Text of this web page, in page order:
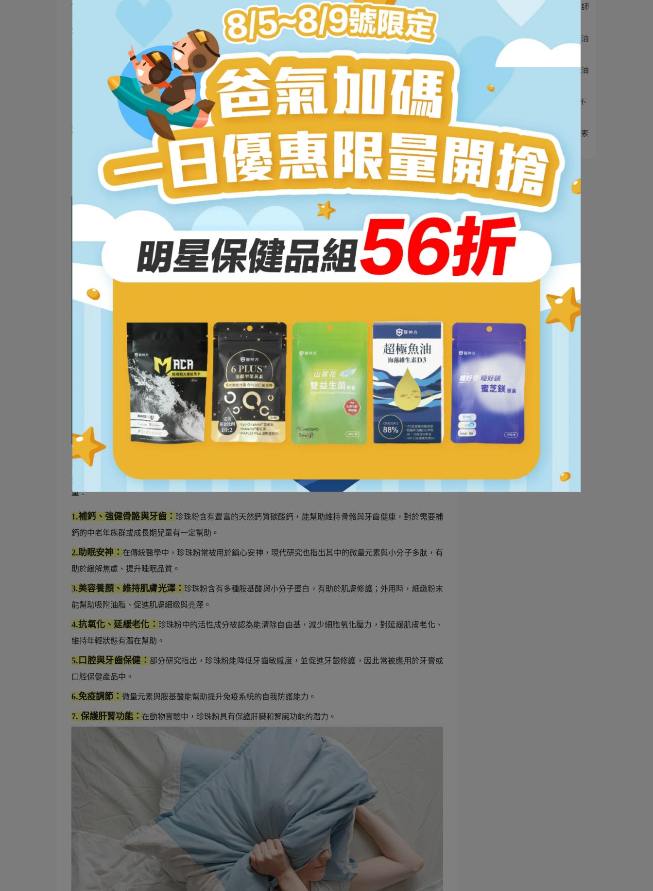
傳統研磨粒徑大，適合外用，吸收有限；超微細粉碎粒徑小，內服更佳，吸收效率高。現代珍珠粉製作方式
多採用超微細研磨技術，使粉體更細緻，提升人體吸收率與使用上的便利性。除了內服的膠囊、粉末型產品
外，也常見於外用的保養品中，像是面膜或乳霜。
1.
製程方式：以人工或石磨研磨珍珠，粉末顆粒相對較大。
特色：保留了珍珠的完整成分，但因為顆粒粗
，人體消化吸收效率有限。
應用：多用於傳統中醫藥方或外敷於皮膚，效果偏重於局部作用。
限制：粗顆粒可能刺激腸胃，吸收率不佳 ，口感也略顯粗糙。
2. 現代超微細粉碎技術
製程方式：利用奈米級或超微細研磨設備，將珍珠研磨至超過 1000目，甚至達到奈米級顆粒。
特色：粉末極細，口感更佳且大幅提升珍珠中鈣質、胺基酸與微量元素的生物利用率。
應用：適用於膠囊、粉末等內服保健食品以及面膜、精華等外用保養品。
優勢：
吸收度高、不易刺激腸胃，能更有效發揮珍珠粉的養生與美容功效。
珍珠粉保健功效
珍珠粉的功效多數仍以傳統應用與初步研究為基礎，若要長期使用，建議選擇有檢驗合格的產品，並注意劑
量：
1.補鈣、強健骨骼與牙齒：珍珠粉含有豐富的天然鈣質碳酸鈣，能幫助維持骨骼與牙齒健康，對於需要補
鈣的中老年族群或成長期兒童有一定幫助。
2.助眠安神： 在傳統醫學中，珍珠粉常被用於鎮心安神，現代研究也指出其中的微量元素與小分子多肽，有
助於緩解焦慮、提升睡眠品質。
3.美容養顏、維持肌膚光澤：珍珠粉含有多種胺基酸與小分子蛋白，有助於肌膚修護；外用時，細緻粉末
能幫助吸附油脂、促進肌膚細緻與亮澤。
4.抗氧化、延緩老化： 珍珠粉中的活性成分被認為能清除自由基，減少細胞氧化壓力，對延緩肌膚老化、
維持年輕狀態有潛在幫助。
5. 口腔與牙齒保健： 部分研究指出，珍珠粉能降低牙齒敏感度，並促進牙齦修護，因此常被應用於牙膏或
口腔保健產品中。
6.免疫調節： 微量元素與胺基酸能幫助提升免疫系統的自我防護能力。
7. 保護肝腎功能： 在動物實驗中，珍珠粉具有保護肝臟和腎臟功能的潛力。
膠原蛋白飲有用嗎？營養師
教你6大挑選方法⋯
2 rTG魚油是什麼？2025魚油
型態挑選全⋯
魚油什麼人不能吃？吃魚油
2大禁忌和7種族⋯
B群什麼時候吃？什麼人不
能吃？可以空腹吃⋯
5 葉黃素什麼時候吃？葉黃素
不能跟什麼一起吃⋯